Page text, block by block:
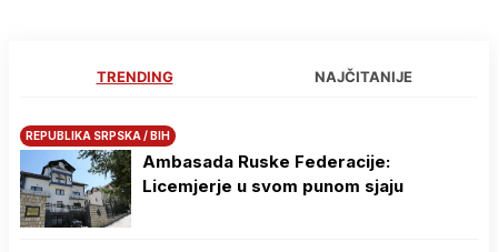
TRENDING NAJČITANIJE
REPUBLIKA SRPSKA / BIH
Ambasada Ruske Federacije:
Licemjerje u svom punom sjaju